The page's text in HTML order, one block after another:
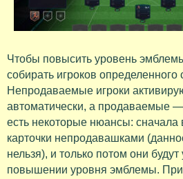
Чтобы повысить уровень
собирать игроков определенного
Непродаваемые игроки
автоматически, а продаваемые
есть некоторые нюансы: сначала
карточки непродавашками
нельзя), и только потом они будут
повышении уровня эмблемы. При